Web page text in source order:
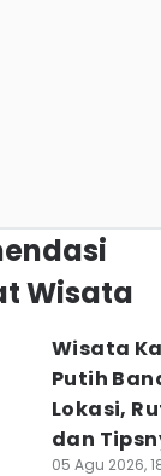
Wisata
Wisata
Putih
Lokasi,
dan
05 Agu 2026,